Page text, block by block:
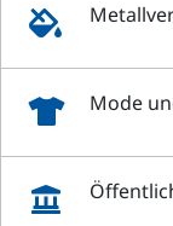

 Mode
